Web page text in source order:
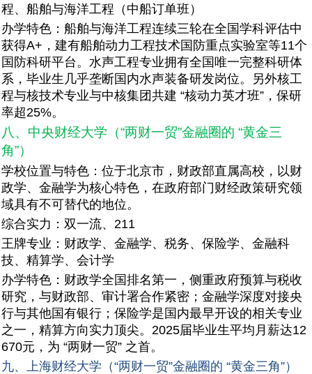
程、船舶与海洋工程（中船订单班）
办学特色：船舶与海洋工程连续三轮在全国学科评估中
获得A+，建有船舶动力工程技术国防重点实验室等11个
国防科研平台。水声工程专业拥有全国唯一完整科研体
系，毕业生几乎垄断国内水声装备研发岗位。另外核工
程与核技术专业与中核集团共建 “核动力英才班”，保研
率超25%。
八、中央财经大学（“两财一贸”金融圈的 “黄金三
角”）
学校位置与特色：位于北京市，财政部直属高校，以财
政学、金融学为核心特色，在政府部门财经政策研究领
域具有不可替代的地位。
综合实力：双一流、211
王牌专业：财政学、金融学、税务、保险学、金融科
技、精算学、会计学
办学特色：财政学全国排名第一，侧重政府预算与税收
研究，与财政部、审计署合作紧密；金融学深度对接央
行与其他国有银行；保险学是国内最早开设的相关专业
之一，精算方向实力顶尖。2025届毕业生平均月薪达12
670元，为 “两财一贸” 之首。
九、上海财经大学（“两财一贸”金融圈的 “黄金三角”）